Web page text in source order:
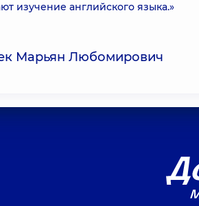
изучение английского языка.»
Марьян Любомирович